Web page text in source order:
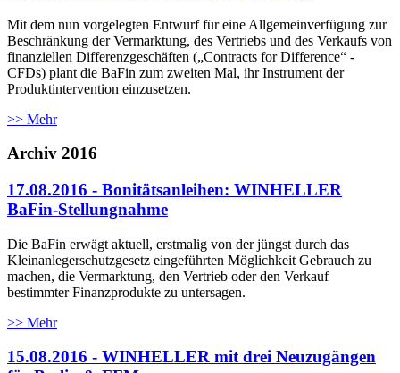
Mit dem nun vorgelegten Entwurf für eine Allgemeinverfügung zur
Beschränkung der Vermarktung, des Vertriebs und des Verkaufs von
finanziellen Differenzgeschäften („Contracts for Difference“ -
CFDs) plant die BaFin zum zweiten Mal, ihr Instrument der
Produktintervention einzusetzen.
>> Mehr
Archiv 2016
17.08.2016 - Bonitätsanleihen: WINHELLER
BaFin-Stellungnahme
Die BaFin erwägt aktuell, erstmalig von der jüngst durch das
Kleinanlegerschutzgesetz eingeführten Möglichkeit Gebrauch zu
machen, die Vermarktung, den Vertrieb oder den Verkauf
bestimmter Finanzprodukte zu untersagen.
>> Mehr
15.08.2016 - WINHELLER mit drei Neuzugängen